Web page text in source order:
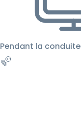
Pendant la conduite